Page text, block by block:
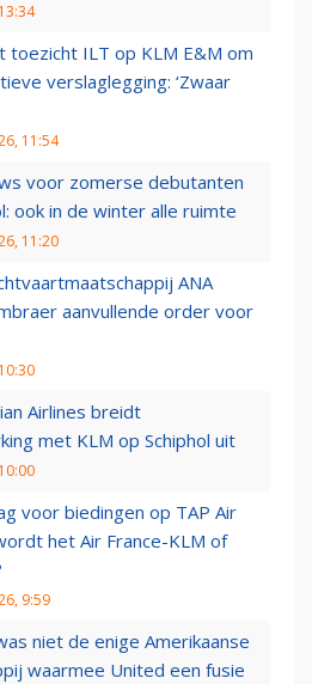
toezicht ILT op KLM E&M om
verslaglegging: ‘Zwaar
11:54
voor zomerse debutanten
ook in de winter alle ruimte
11:20
ANA
aanvullende order voor
Airlines breidt
met KLM op Schiphol uit
voor biedingen op TAP Air
het Air France-KLM of
9:59
niet de enige Amerikaanse
waarmee United een fusie